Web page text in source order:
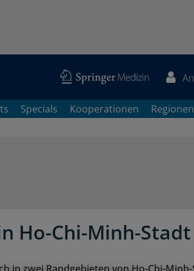
Specials Kooperationen Regionen
Ho-Chi-Minh-Stadt